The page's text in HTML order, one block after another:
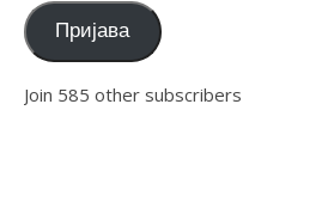
Пријава
Join 585 other subscribers